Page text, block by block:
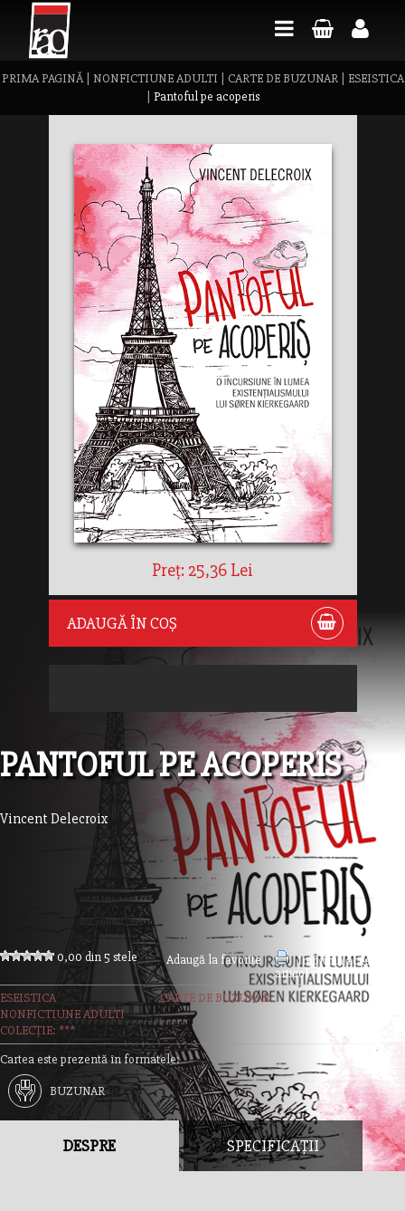
PRIMA PAGINĂ| NONFICTIUNE ADULTI CARTE DE BUZUNAR| ESEISTICA
Pantoful pe acoperis
Preț: 25,36 Lei
ADAUGĂ ÎN COȘ
PANTOFUL PE ACOPERIS
Vincent Delecroix
0,00 din 5 stele Adaugă la favorite
Imprimă acest
articol
ESEISTICA
CARTE DE BUZUNAR
NONFICTIUNE ADULTI
COLECȚIE: ***
Cartea este prezentă în formatele:
BUZUNAR
DESPRE SPECIFICAȚII